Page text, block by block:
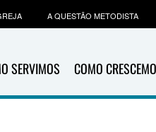
SERVIMOS COMO
A QUESTÃO METODISTA